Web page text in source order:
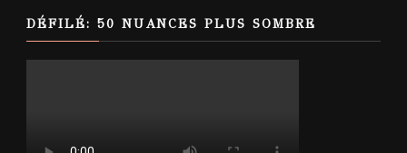
DÉFILÉ: 50 NUANCES PLUS SOMBRE